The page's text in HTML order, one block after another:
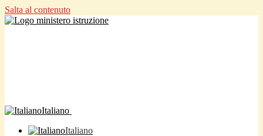
Salta al contenuto
Italiano
Italiano